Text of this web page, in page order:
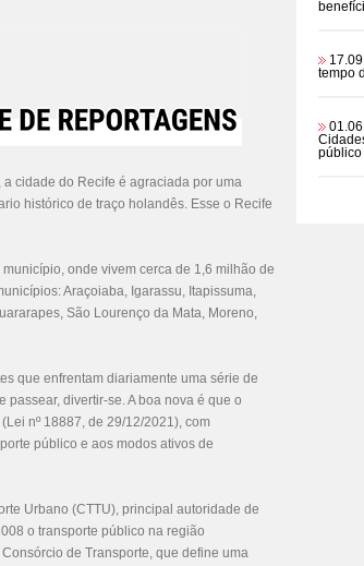
cidade do Recife é agraciada por uma
histórico de traço holandês. Esse o Recife
onde vivem cerca de 1,6 milhão de
Araçoiaba, Igarassu, Itapissuma,
São Lourenço da Mata, Moreno,
que enfrentam diariamente uma série de
divertir-se. A boa nova é que o
nº 18887, de 29/12/2021), com
público e aos modos ativos de
Urbano (CTTU), principal autoridade de
o transporte público na região
de Transporte, que define uma
tempo
público